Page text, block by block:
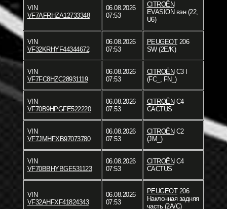
VIN
VF7AFRHZA12733348
06.08.2026
07:53
CITROËN
EVASION вэн (22,
U6)
VIN
VF32KRHYF44344672
06.08.2026
07:53
PEUGEOT206
SW (2E/K)
VIN
VF7FC8HZC28931119
06.08.2026
07:53
CITROËN C3 I
(FC_, FN_)
VIN
VF70B9HPGFE522220
06.08.2026
07:53
CITROËN C4
CACTUS
VIN
VF7JMHFXB97073780
06.08.2026
07:53
CITROËN C2
(JM_)
VIN
VF70BBHYBGE531123
06.08.2026
07:53
CITROËN C4
CACTUS
VIN
VF32AHFXF41824343
06.08.2026
07:53
PEUGEOT206
Наклонная задняя
часть (2A/C)